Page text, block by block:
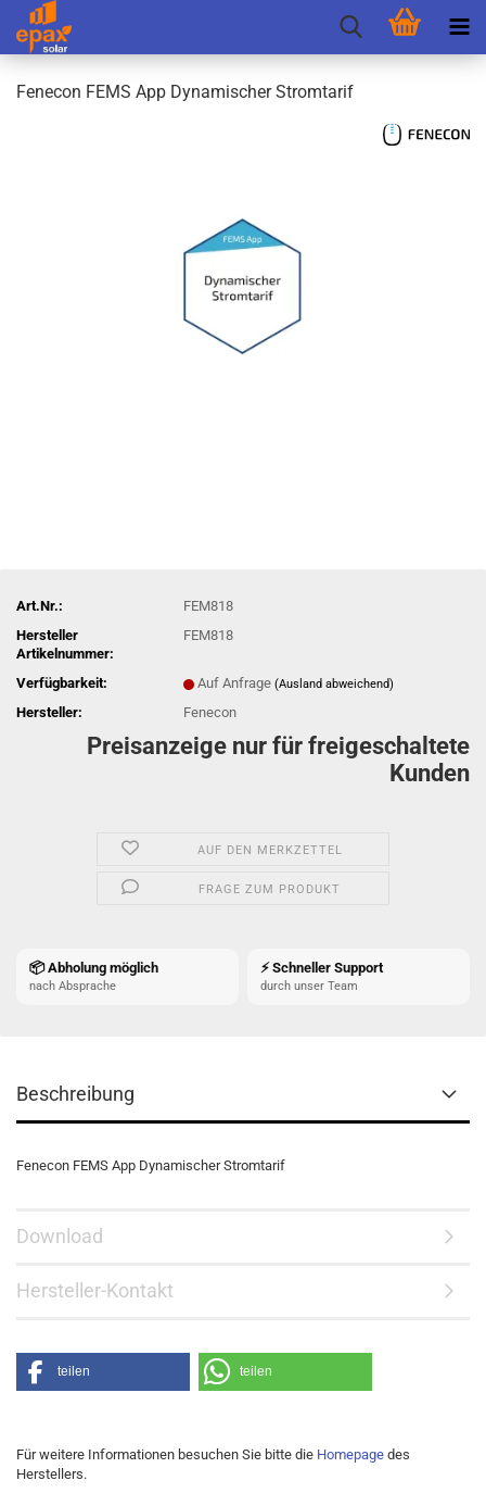
Fen­e­con FEMS App Dy­na­mi­scher Strom­ta­rif
Art.Nr.:
FEM818
Hersteller
Artikelnummer:
FEM818
Verfügbarkeit: Auf Anfrage (Ausland abweichend)
Hersteller: Fenecon
Preisanzeige nur für freigeschaltete
Kunden
AUF DEN MERKZETTEL
FRAGE ZUM PRODUKT
📦 Abholung möglich
nach Absprache
⚡ Schneller Support
durch unser Team
Beschreibung
Fenecon FEMS App Dynamischer Stromtarif
Download
Hersteller-Kontakt
teilen teilen
Für weitere Informationen besuchen Sie bitte die Homepage des
Herstellers.